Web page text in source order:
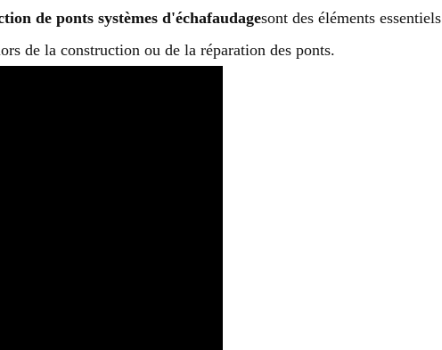
de ponts systèmes d'échafaudagesont des éléments
de la construction ou de la réparation des ponts.